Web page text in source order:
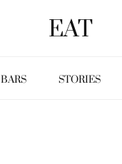
EAT
BARS STORIES